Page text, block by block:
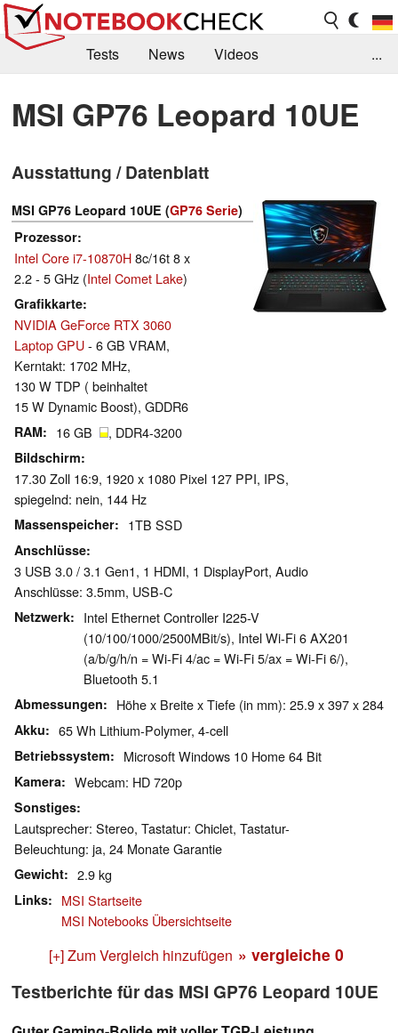
Tests News
Videos
Kaufberatung
Deals Suche
Jobs
Forum
...
MSI GP76 Leopard 10UE
Ausstattung / Datenblatt
MSI GP76 Leopard 10UE (GP76 Serie)
Prozessor
Intel Core i7-10870H8c/16t 8 x
2.2 - 5 GHz (Intel Comet Lake)
Grafikkarte
NVIDIA GeForce RTX 3060
Laptop GPU- 6 GB VRAM,
Kerntakt: 1702 MHz,
130 W TDP ( beinhaltet
15 W Dynamic Boost), GDDR6
RAM 16 GB , DDR4-3200
Bildschirm
17.30 Zoll 16:9, 1920 x 1080 Pixel 127 PPI, IPS,
spiegelnd: nein, 144 Hz
Massenspeicher 1TB SSD
Anschlüsse
3 USB 3.0 / 3.1 Gen1, 1 HDMI, 1 DisplayPort, Audio
Anschlüsse: 3.5mm, USB-C
Netzwerk
Intel Ethernet Controller I225-V
(10/100/1000/2500MBit/s), Intel Wi-Fi 6 AX201
(a/b/g/h/n = Wi-Fi 4/ac = Wi-Fi 5/ax = Wi-Fi 6/),
Bluetooth 5.1
Abmessungen Höhe x Breite x Tiefe (in mm): 25.9 x 397 x 284
Akku 65 Wh Lithium-Polymer, 4-cell
Betriebssystem Microsoft Windows 10 Home 64 Bit
Kamera Webcam: HD 720p
Sonstiges
Lautsprecher: Stereo, Tastatur: Chiclet, Tastatur-
Beleuchtung: ja, 24 Monate Garantie
Gewicht 2.9 kg
Links
MSI Startseite
MSI Notebooks Übersichtseite
[+] Zum Vergleich hinzufügen » vergleiche 0
Testberichte für das MSI GP76 Leopard 10UE